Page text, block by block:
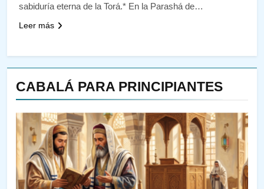
CABALÁ PARA PRINCIPIANTES
144
¿QUIÉN ES SABIO? EL QUE
VE LO QUE VA A NACER
sabiduría eterna de la Torá.* En la Parashá de…
Leer más